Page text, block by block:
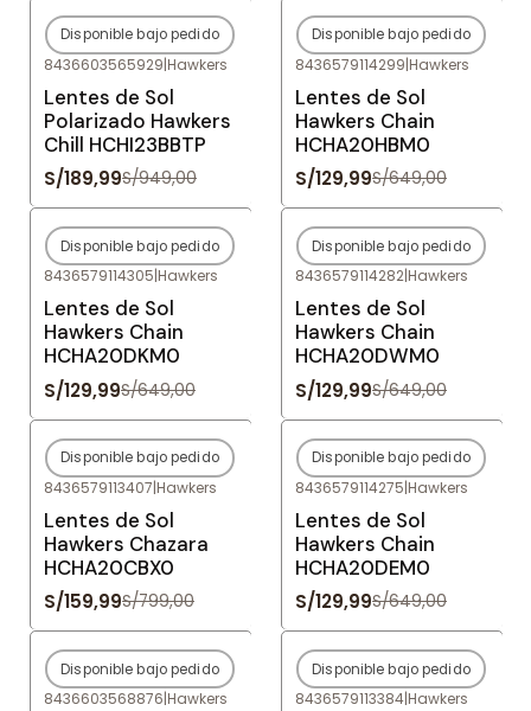
-80%OFF
Agotado
Disponible bajo pedido
8436603565929|Hawkers
Lentes de Sol
Polarizado Hawkers
Chill HCHI23BBTP
S/189,99S/949,00
-80%OFF
Agotado
Disponible bajo pedido
8436579114299|Hawkers
Lentes de Sol
Hawkers Chain
HCHA20HBM0
S/129,99S/649,00
-80%OFF
Agotado
Disponible bajo pedido
8436579114305|Hawkers
Lentes de Sol
Hawkers Chain
HCHA20DKM0
S/129,99S/649,00
-80%OFF
Agotado
Disponible bajo pedido
8436579114282|Hawkers
Lentes de Sol
Hawkers Chain
HCHA20DWM0
S/129,99S/649,00
-80%OFF
Agotado
Disponible bajo pedido
8436579113407|Hawkers
Lentes de Sol
Hawkers Chazara
HCHA20CBX0
S/159,99S/799,00
-80%OFF
Agotado
Disponible bajo pedido
8436579114275|Hawkers
Lentes de Sol
Hawkers Chain
HCHA20DEM0
S/129,99S/649,00
-80%OFF
Agotado
Disponible bajo pedido
8436603568876|Hawkers
-80%OFF
Agotado
Disponible bajo pedido
8436579113384|Hawkers